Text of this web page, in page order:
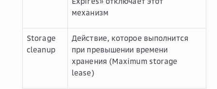
механизм
Storage
cleanup
Действие, которое выполнится
при превышении времени
хранения (Maximum storage
lease)